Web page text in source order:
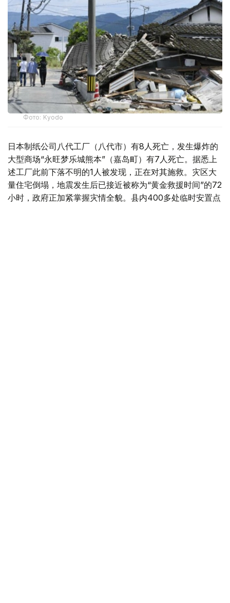
Фото: Kyodo
日本制纸公司八代工厂（八代市）有8人死亡，发生爆炸的
大型商场“永旺梦乐城熊本”（嘉岛町）有7人死亡。据悉上
述工厂此前下落不明的1人被发现，正在对其施救。灾区大
量住宅倒塌，地震发生后已接近被称为“黄金救援时间”的72
小时，政府正加紧掌握灾情全貌。县内400多处临时安置点